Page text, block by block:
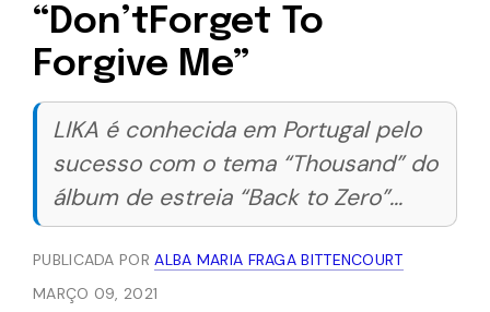
“Don’tForget To
Forgive Me”
LIKA é conhecida em Portugal pelo
sucesso com o tema “Thousand” do
álbum de estreia “Back to Zero”...
PUBLICADA PORALBA MARIA FRAGA BITTENCOURT
MARÇO 09, 2021